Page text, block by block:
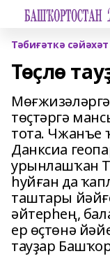
Тәбиғәткә сәйәхәт
Төҫлө
төҫтәргә
тота. Чжанъе
Данксиа
урынлашҡан
һуйған да
таштары
әйтерһең,
ер өҫтөнә
тауҙар